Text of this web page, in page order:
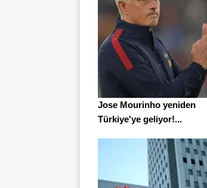
Jose Mourinho yeniden
Türkiye'ye geliyor!...